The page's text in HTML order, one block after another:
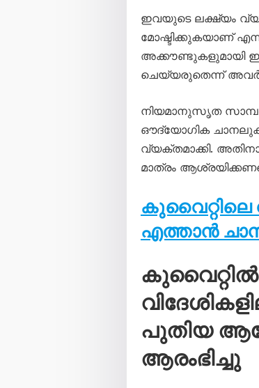
ഇവയുടെ ലക്ഷ്യം
മോഷ്ടിക്കുകയാണ്
അക്കൗണ്ടുകളുമായി
ചെയ്യരുതെന്ന് അവർ
നിയമാനുസൃത
ഔദ്യോഗിക
വ്യക്തമാക്കി.
മാത്രം
കുവൈറ്റിലെ
എത്താൻ
കുവൈറ്റിൽ
പുതിയ
ആരംഭിച്ചു